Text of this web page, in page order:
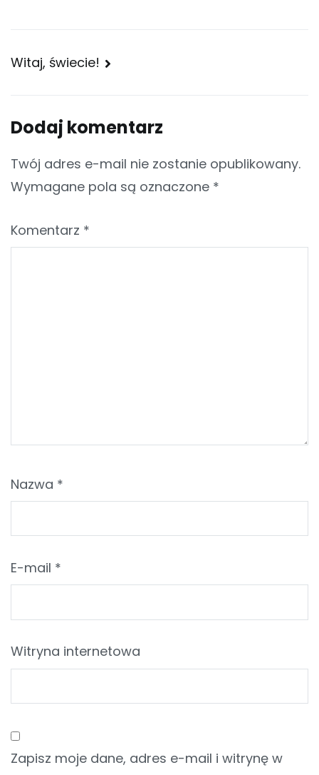
Nawigacja
Witaj, świecie!
Dodaj komentarz
Twój adres e-mail nie zostanie opublikowany.
Wymagane pola są oznaczone *
Komentarz *
Nazwa *
E-mail *
Witryna internetowa
Zapisz moje dane, adres e-mail i witrynę w